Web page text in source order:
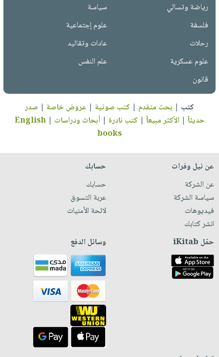
رياضة وتسالي
سياسة
فلسفة
علوم إجتماعية
رحلات
عادات وتقاليد
علوم عسكرية
علم النفس
قانون
كتب | بحث متقدم | كتب صوتية | عروض خاصة | صدر
حديثاً |الأكثر مبيعاً | كتب نادرة |أبحاث ودراسات |
English
books
عن نيل وفرات
عن الشركة
سياسة الشركة
فيديوهات
انشر كتابك
حسابك
حسابك
عربة التسوق
لائحة الأمنيات
حمّل iKitab وسائل الدفع